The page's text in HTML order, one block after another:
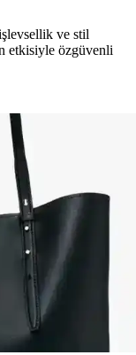
ve stil
etkisiyle özgüvenli